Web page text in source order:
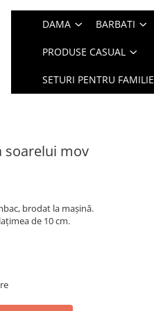
DAMA BARBATI
PRODUSE CASUAL
SETURI PENTRU FAMILIE
soarelui mov
brodat la mașină.
de 10 cm.